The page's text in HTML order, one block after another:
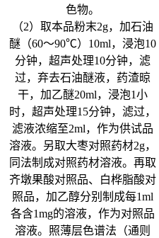
色物。
（2）取本品粉末2g，加石油
醚（60～90℃）10ml，浸泡10
分钟，超声处理10分钟，滤
过，弃去石油醚液，药渣晾
干，加乙醚20ml，浸泡1小
时，超声处理15分钟，滤过，
滤液浓缩至2ml，作为供试品
溶液。另取大枣对照药材2g，
同法制成对照药材溶液。再取
齐墩果酸对照品、白桦脂酸对
照品，加乙醇分别制成每1ml
各含1mg的溶液，作为对照品
溶液。照薄层色谱法（通则